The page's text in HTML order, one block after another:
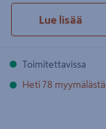
Lue lisää
Toimitettavissa
Heti 78 myymälästä